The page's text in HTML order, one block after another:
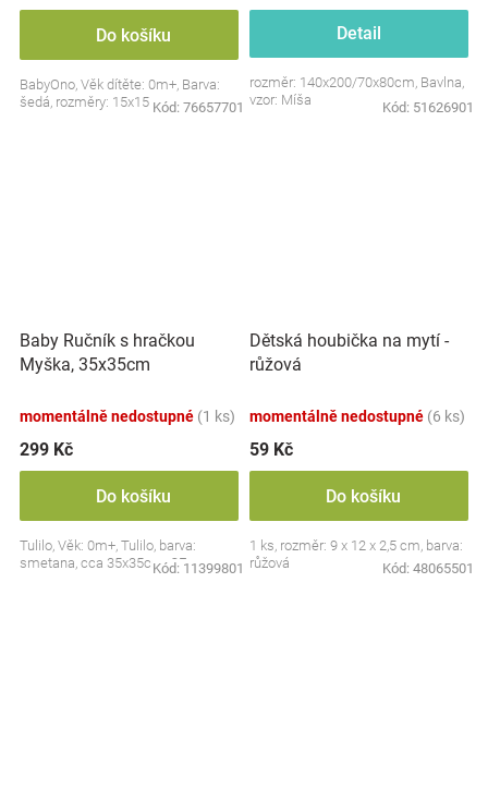
Do košíku
BabyOno, Věk dítěte: 0m+, Barva:
šedá, rozměry: 15x15 cm.
Kód: 76657701
Detail
rozměr: 140x200/70x80cm, Bavlna,
vzor: Míša
Kód: 51626901
Baby Ručník s hračkou
Myška, 35x35cm
momentálně nedostupné (1 ks)
299 Kč
Do košíku
Tulilo, Věk: 0m+, Tulilo, barva:
smetana, cca 35x35cm, CE
Kód: 11399801
Dětská houbička na mytí -
růžová
momentálně nedostupné (6 ks)
59 Kč
Do košíku
1 ks, rozměr: 9 x 12 x 2,5 cm, barva:
růžová
Kód: 48065501